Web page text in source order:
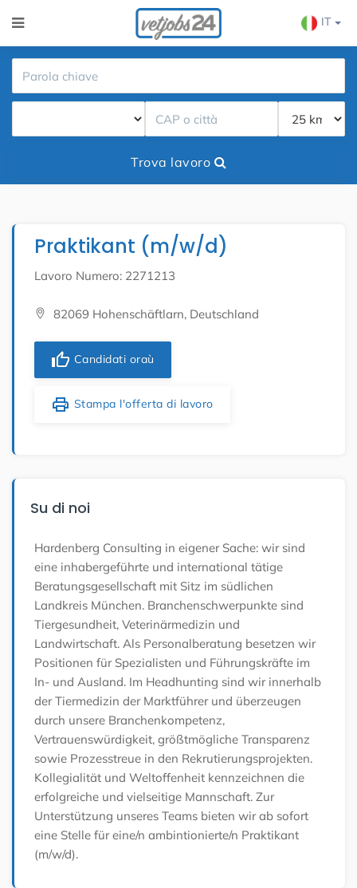
IT
Trova lavoro
Praktikant (m/w/d)
Lavoro Numero: 2271213
82069 Hohenschäftlarn, Deutschland
thumb_up Candidati oraù
print Stampa l'offerta di lavoro
Su di noi
Hardenberg Consulting in eigener Sache: wir sind
eine inhabergeführte und international tätige
Beratungsgesellschaft mit Sitz im südlichen
Landkreis München. Branchenschwerpunkte sind
Tiergesundheit, Veterinärmedizin und
Landwirtschaft. Als Personalberatung besetzen wir
Positionen für Spezialisten und Führungskräfte im
In- und Ausland. Im Headhunting sind wir innerhalb
der Tiermedizin der Marktführer und überzeugen
durch unsere Branchenkompetenz,
Vertrauenswürdigkeit, größtmögliche Transparenz
sowie Prozesstreue in den Rekrutierungsprojekten.
Kollegialität und Weltoffenheit kennzeichnen die
erfolgreiche und vielseitige Mannschaft. Zur
Unterstützung unseres Teams bieten wir ab sofort
eine Stelle für eine/n ambintionierte/n Praktikant
(m/w/d).